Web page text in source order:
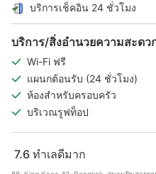
บริการเช็คอิน 24 ชั่วโมง
บริการ/สิ่งอำนวยความสะดว
Wi-Fi ฟรี
แผนกต้อนรับ (24 ชั่วโมง)
ห้องสำหรับครอบครัว
บริเวณรูฟท็อป
7.6 ทำเลดีมาก